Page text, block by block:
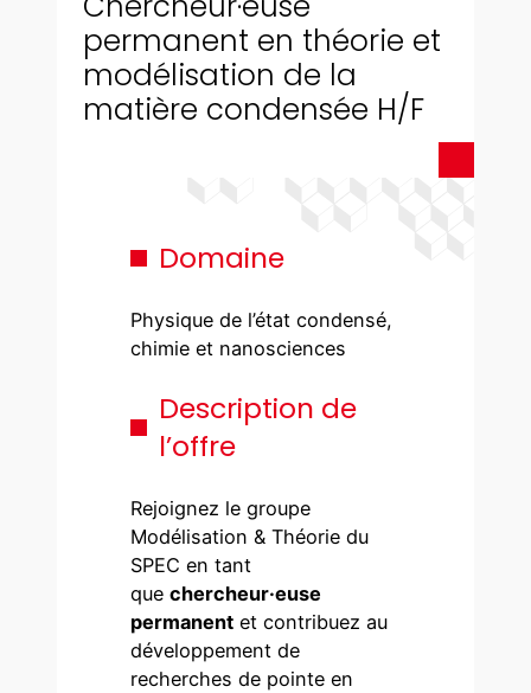
permanent en théorie et
modélisation de la
matière condensée H/F
Domaine
Physique de l’état condensé,
chimie et nanosciences
Description de
l’offre
Rejoignez le groupe
Modélisation & Théorie du
SPEC en tant
quechercheur·euse
permanent et contribuez au
développement de
recherches de pointe en